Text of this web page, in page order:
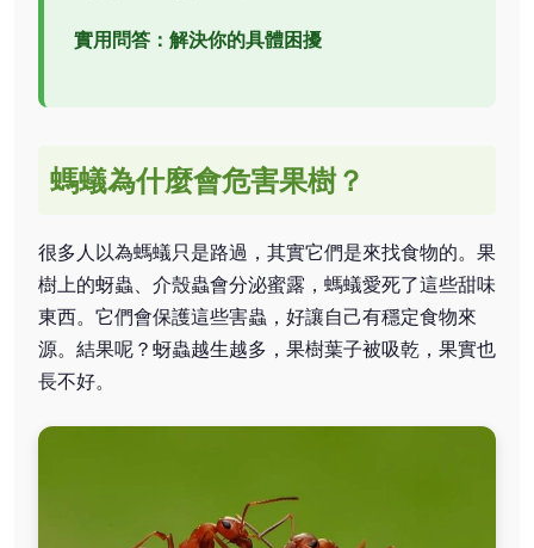
實用問答：解決你的具體困擾
螞蟻為什麼會危害果樹？
很多人以為螞蟻只是路過，其實它們是來找食物的。果
樹上的蚜蟲、介殼蟲會分泌蜜露，螞蟻愛死了這些甜味
東西。它們會保護這些害蟲，好讓自己有穩定食物來
源。結果呢？蚜蟲越生越多，果樹葉子被吸乾，果實也
長不好。